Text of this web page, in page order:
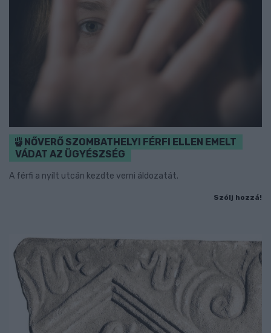
NŐVERŐ SZOMBATHELYI FÉRFI ELLEN EMELT
VÁDAT AZ ÜGYÉSZSÉG
A férfi a nyílt utcán kezdte verni áldozatát.
Szólj hozzá!